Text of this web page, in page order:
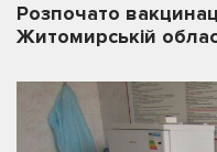
Розпочато
Житомирській